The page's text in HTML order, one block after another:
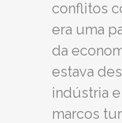
conflitos
era uma
da
estava
indústria
marcos